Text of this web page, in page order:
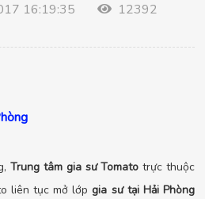
16:19:35
12392
Trung tâm gia sư Tomato trực thuộc
liên tục mở lớp gia sư tại Hải Phòng